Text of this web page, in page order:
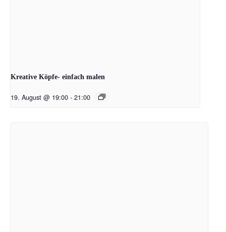
Kreative Köpfe- einfach malen
19. August @ 19:00 - 21:00